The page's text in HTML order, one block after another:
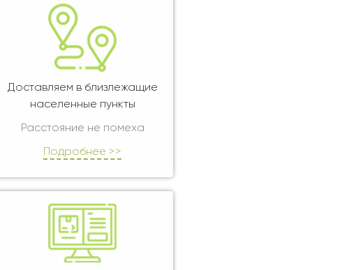
Доставляем в близлежащие
населенные пункты
Расстояние не помеха
Подробнее >>